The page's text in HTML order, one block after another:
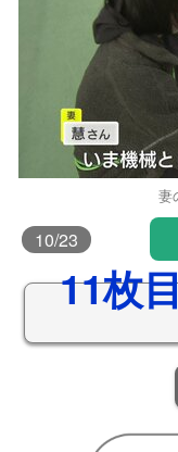
妻
10/23
11枚